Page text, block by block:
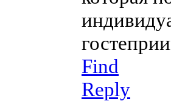
Find
Reply